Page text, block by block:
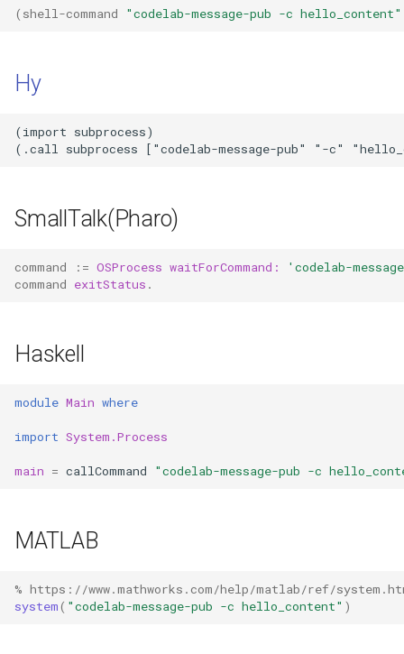
mpfshell(正在迁移中)
ROS(离线版可用)
( shell-command "codelab-message-pub -c hello_content"
Hy
(import subprocess)
SmallTalk(Pharo)
command := OSProcess waitForCommand:
'codelab-
command exitStatus .
Haskell
module Main where
import System.Process
main = callCommand "codelab-message-pub -c
MATLAB
% https://www.mathworks.com/help/matlab/ref/
system( "codelab-message-pub -c hello_content" )